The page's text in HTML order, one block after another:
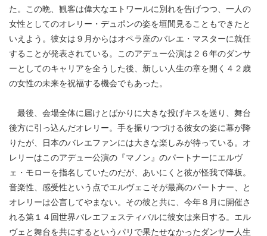
た。この晩、観客は偉大なエトワールに別れを告げつつ、一人の
女性としてのオレリー・デュポンの姿を垣間見ることもできたと
いえよう。彼女は９月からはオペラ座のバレエ・マスターに就任
することが発表されている。このアデュー公演は２６年のダンサ
ーとしてのキャリアを全うした後、新しい人生の章を開く４２歳
の女性の未来を祝福する機会でもあった。
最後、会場全体に届けとばかりに大きな投げキスを送り、舞台
後方に引っ込んだオレリー。手を振りつづける彼女の姿に幕が降
りたが、日本のバレエファンには大きな楽しみが待っている。オ
レリーはこのアデュー公演の『マノン』のパートナーにエルヴ
ェ・モローを指名していたのだが、あいにくと彼が怪我で降板。
音楽性、感受性という点でエルヴェこそが最高のパートナー、と
オレリーは公言してやまない。その彼と共に、今年８月に開催さ
れる第１４回世界バレエフェスティバルに彼女は来日する。エル
ヴェと舞台を共にするというパリで果たせなかったダンサー人生